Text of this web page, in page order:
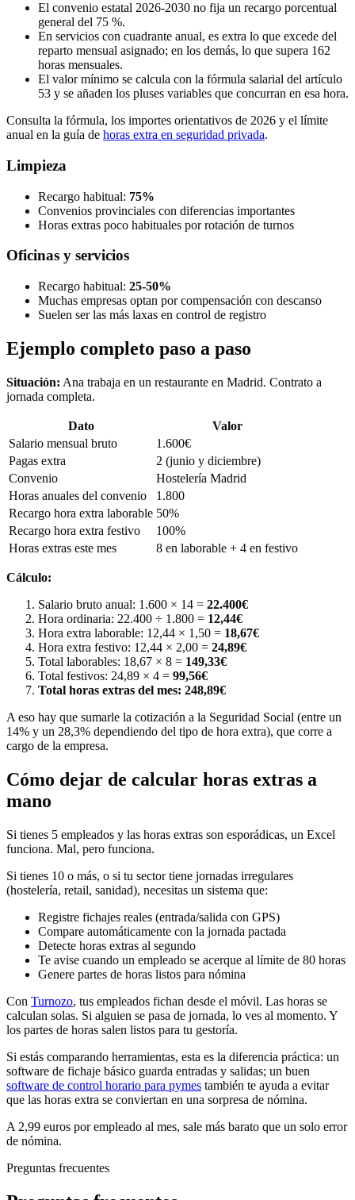
El convenio estatal 2026-2030 no fija un recargo porcentual
general del 75 %.
En servicios con cuadrante anual, es extra lo que excede del
reparto mensual asignado; en los demás, lo que supera 162
horas mensuales.
El valor mínimo se calcula con la fórmula salarial del artículo
53 y se añaden los pluses variables que concurran en esa hora.
Consulta la fórmula, los importes orientativos de 2026 y el límite
anual en la guía de horas extra en seguridad privada.
Limpieza
Recargo habitual: 75%
Convenios provinciales con diferencias importantes
Horas extras poco habituales por rotación de turnos
Oficinas y servicios
Recargo habitual: 25-50%
Muchas empresas optan por compensación con descanso
Suelen ser las más laxas en control de registro
Ejemplo completo paso a paso
Situación: Ana trabaja en un restaurante en Madrid. Contrato a
jornada completa.
Dato
Valor
Salario mensual bruto
1.600€
Pagas extra
2 (junio y diciembre)
Convenio
Hostelería Madrid
Horas anuales del convenio
1.800
Recargo hora extra laborable 50%
Recargo hora extra festivo
100%
Horas extras este mes
8 en laborable + 4 en festivo
Cálculo:
Salario bruto anual: 1.600 × 14 = 22.400€
Hora ordinaria: 22.400 ÷ 1.800 = 12,44€
Hora extra laborable: 12,44 × 1,50 = 18,67€
Hora extra festivo: 12,44 × 2,00 = 24,89€
Total laborables: 18,67 × 8 = 149,33€
Total festivos: 24,89 × 4 = 99,56€
Total horas extras del mes: 248,89€
A eso hay que sumarle la cotización a la Seguridad Social (entre un
14% y un 28,3% dependiendo del tipo de hora extra), que corre a
cargo de la empresa.
Cómo dejar de calcular horas extras a
mano
Si tienes 5 empleados y las horas extras son esporádicas, un Excel
funciona. Mal, pero funciona.
Si tienes 10 o más, o si tu sector tiene jornadas irregulares
(hostelería, retail, sanidad), necesitas un sistema que:
Registre fichajes reales (entrada/salida con GPS)
Compare automáticamente con la jornada pactada
Detecte horas extras al segundo
Te avise cuando un empleado se acerque al límite de 80 horas
Genere partes de horas listos para nómina
Con Turnozo, tus empleados fichan desde el móvil. Las horas se
calculan solas. Si alguien se pasa de jornada, lo ves al momento. Y
los partes de horas salen listos para tu gestoría.
Si estás comparando herramientas, esta es la diferencia práctica: un
software de fichaje básico guarda entradas y salidas; un buen
software de control horario para pymes también te ayuda a evitar
que las horas extra se conviertan en una sorpresa de nómina.
A 2,99 euros por empleado al mes, sale más barato que un solo error
de nómina.
Preguntas frecuentes